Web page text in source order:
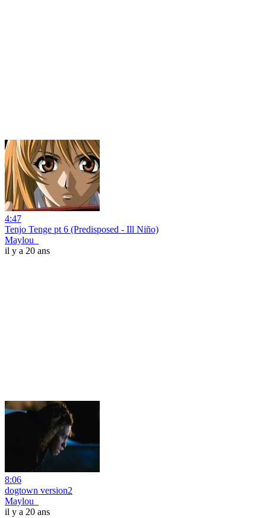
4:47
Tenjo Tenge pt 6 (Predisposed - Ill Niño)
Maylou_
il y a 20 ans
8:06
dogtown version2
Maylou_
il y a 20 ans